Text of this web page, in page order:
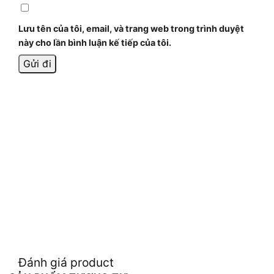
Lưu tên của tôi, email, và trang web trong trình duyệt
này cho lần bình luận kế tiếp của tôi.
Đánh giá product